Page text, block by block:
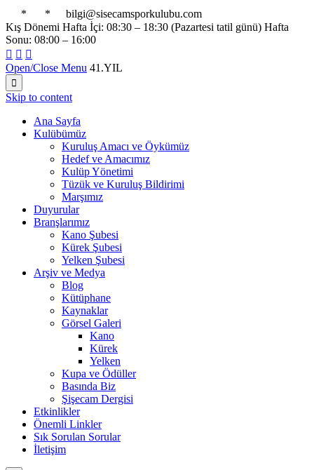
* *
bilgi@sisecamsporkulubu.com
Kış Dönemi Hafta İçi: 08:30 – 18:30 (Pazartesi tatil günü) Hafta
Sonu: 08:00 – 16:00
  
Open/Close Menu 41.YIL

Skip to content
Ana Sayfa
Kulübümüz
Kuruluş Amacı ve Öykümüz
Hedef ve Amacımız
Kulüp Yönetimi
Tüzük ve Kuruluş Bildirimi
Marşımız
Duyurular
Branşlarımız
Kano Şubesi
Kürek Şubesi
Yelken Şubesi
Arşiv ve Medya
Blog
Kütüphane
Kaynaklar
Görsel Galeri
Kano
Kürek
Yelken
Kupa ve Ödüller
Basında Biz
Şişecam Dergisi
Etkinlikler
Önemli Linkler
Sık Sorulan Sorular
İletişim